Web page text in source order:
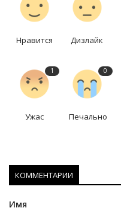
Нравится Дизлайк
1
Ужас
0
Печально
КОММЕНТАРИИ
Имя